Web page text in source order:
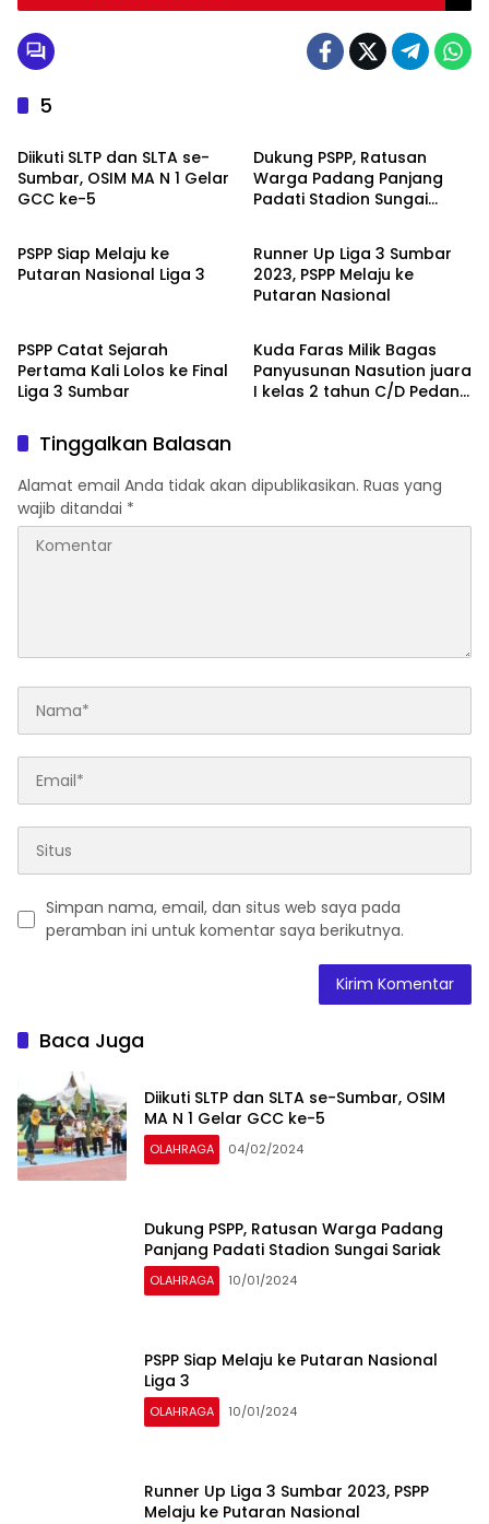
5
OLAHRAGA
Diikuti SLTP dan SLTA se-
Sumbar, OSIM MA N 1 Gelar
GCC ke-5
Dukung PSPP, Ratusan
Warga Padang Panjang
Padati Stadion Sungai
OLAHRAGA
PSPP Siap Melaju ke
Putaran Nasional Liga 3
OLAHRAGA
Runner Up Liga 3 Sumbar
2023, PSPP Melaju ke
Putaran Nasional
PSPP Catat Sejarah
Pertama Kali Lolos ke Final
Liga 3 Sumbar
OLAHRAGA
Kuda Faras Milik Bagas
Panyusunan Nasution juara
I kelas 2 tahun C/D Pedana
Tinggalkan Balasan
Alamat email Anda tidak akan dipublikasikan. Ruas yang
wajib ditandai *
Simpan nama, email, dan situs web saya pada
peramban ini untuk komentar saya berikutnya.
Baca Juga
Diikuti SLTP dan SLTA se-Sumbar, OSIM
MA N 1 Gelar GCC ke-5
OLAHRAGA 04/02/2024
Dukung PSPP, Ratusan Warga Padang
Panjang Padati Stadion Sungai Sariak
OLAHRAGA 10/01/2024
PSPP Siap Melaju ke Putaran Nasional
Liga 3
OLAHRAGA 10/01/2024
Runner Up Liga 3 Sumbar 2023, PSPP
Melaju ke Putaran Nasional